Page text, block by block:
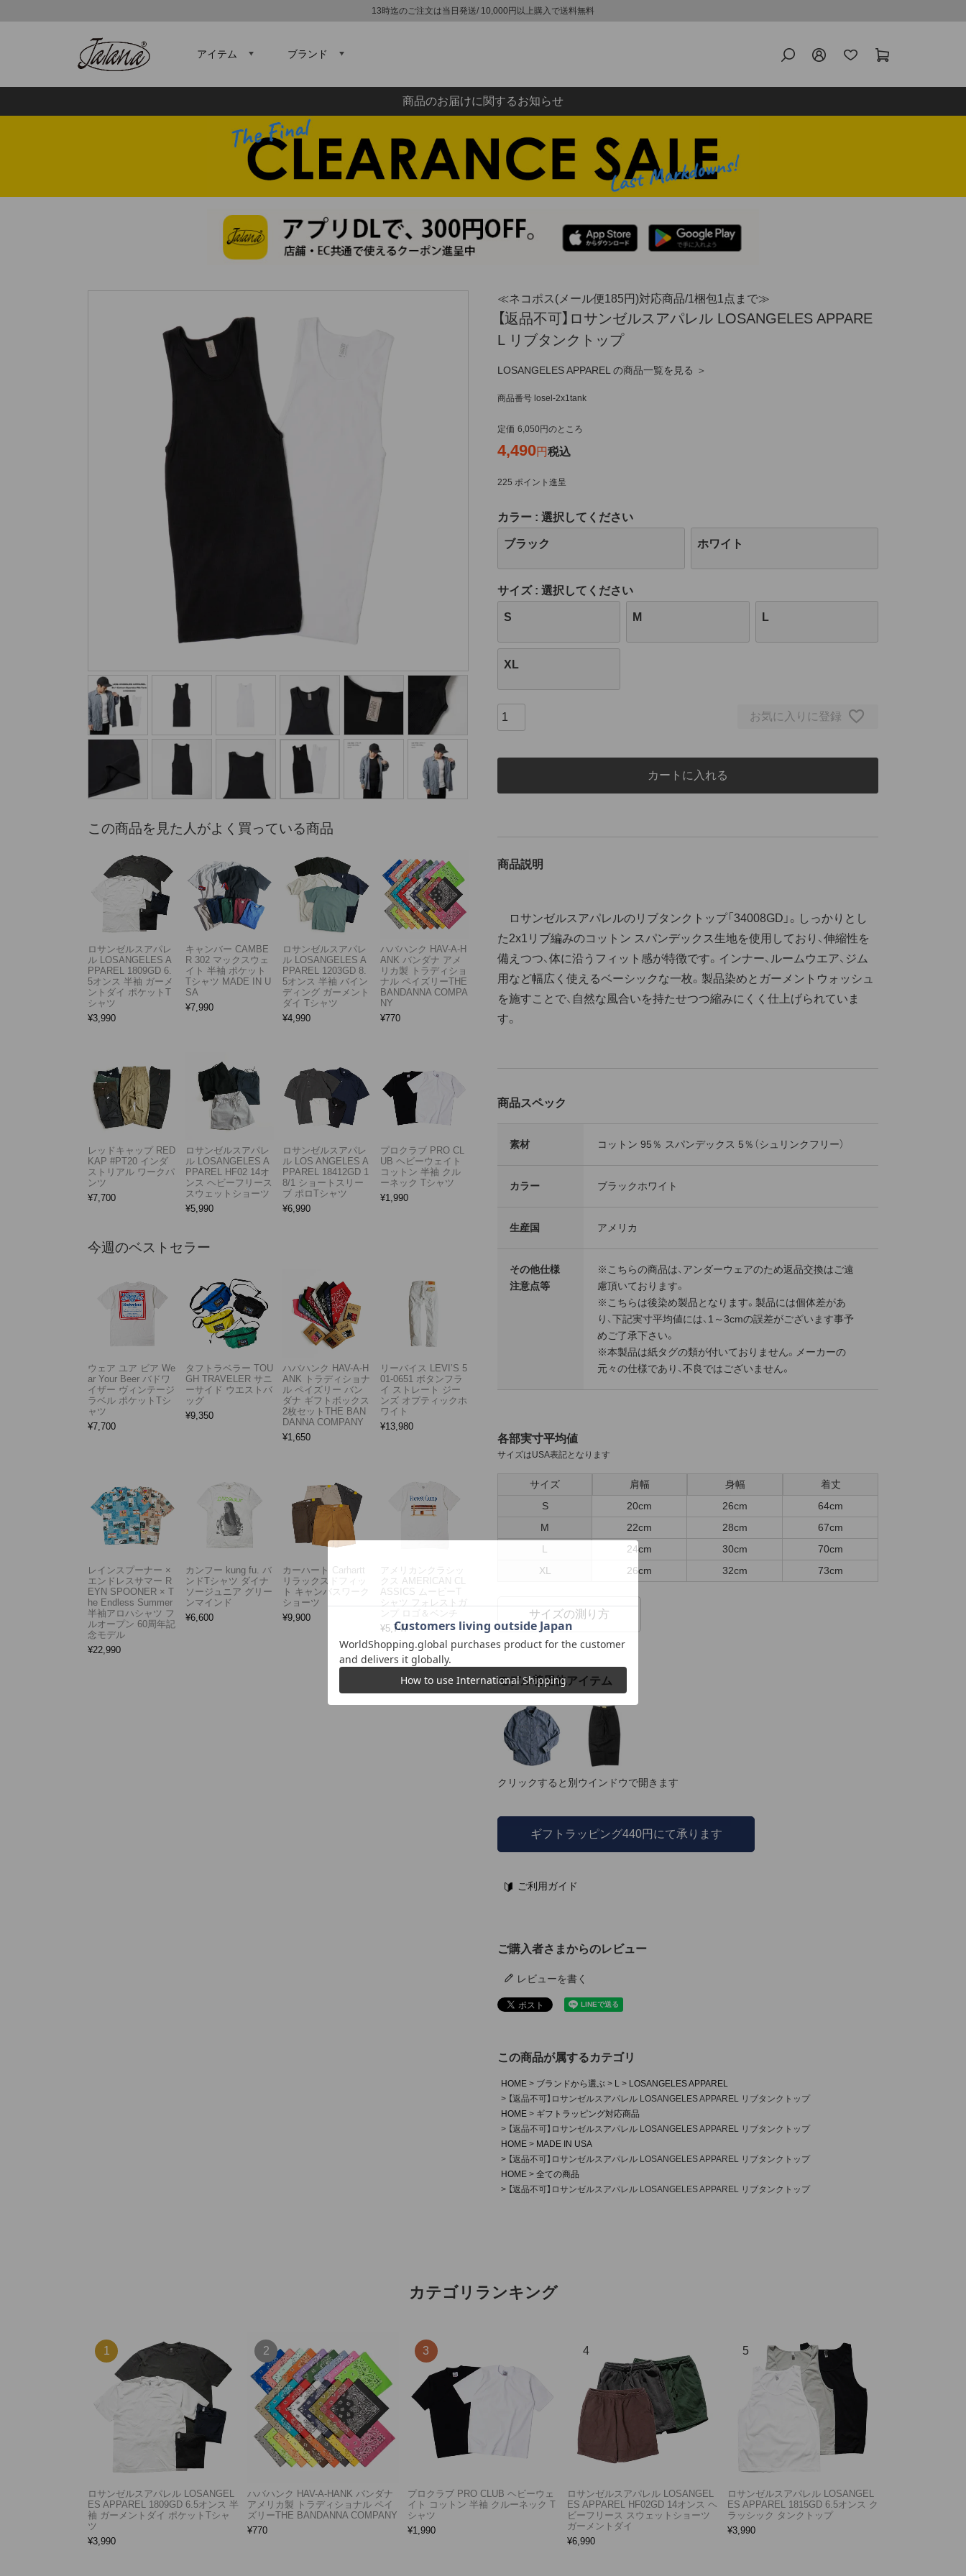
13時迄のご注文は当日発送/ 10,000円以上購入で送料無料
アイテム ブランド
商品のお届けに関するお知らせ
≪ネコポス(メール便185円)対応商品/1梱包1点まで≫
【返品不可】ロサンゼルスアパレル LOSANGELES APPARE
L リブタンクトップ
LOSANGELES APPAREL の商品一覧を見る ＞
商品番号 losel-2x1tank
定価 6,050 のところ
4,490 税込
225 ポイント進呈
カラー 選択してください
ブラック ホワイト
サイズ 選択してください
S M L
XL
お気に入りに登録
カートに入れる
商品説明
ロサンゼルスアパレルのリブタンクトップ「34008GD」。しっかりとし
た2x1リブ編みのコットン スパンデックス生地を使用しており、伸縮性を
備えつつ、体に沿うフィット感が特徴です。インナー、ルームウエア、ジム
用など幅広く使えるベーシックな一枚。製品染めとガーメントウォッシュ
を施すことで、自然な風合いを持たせつつ縮みにくく仕上げられていま
す。
商品スペック
素材 コットン 95％ スパンデックス 5％（シュリンクフリー）
カラー ブラックホワイト
生産国 アメリカ
その他仕様
注意点等
※こちらの商品は、アンダーウェアのため返品交換はご遠
慮頂いております。
※こちらは後染め製品となります。製品には個体差があ
り、下記実寸平均値には、1～3cmの誤差がございます事予
めご了承下さい。
※本製品は紙タグの類が付いておりません。メーカーの
元々の仕様であり、不良ではございません。
各部実寸平均値
サイズはUSA表記となります
サイズ 肩幅 身幅
着丈
S
20cm 26cm
64cm
M
22cm 28cm
67cm
L
24cm 30cm
70cm
XL
26cm 32cm 73cm
サイズの測り方
モデル着用他アイテム
クリックすると別ウインドウで開きます
ギフトラッピング440円にて承ります
ご利用ガイド
ご購入者さまからのレビュー
レビューを書く
この商品が属するカテゴリ
HOME ブランドから選ぶ L
LOSANGELES APPAREL
【返品不可】ロサンゼルスアパレル LOSANGELES APPAREL リブタンクトップ
HOME
ギフトラッピング対応商品
【返品不可】ロサンゼルスアパレル LOSANGELES APPAREL リブタンクトップ
HOME
MADE IN USA
【返品不可】ロサンゼルスアパレル LOSANGELES APPAREL リブタンクトップ
HOME
全ての商品
【返品不可】ロサンゼルスアパレル LOSANGELES APPAREL リブタンクトップ
この商品を見た人がよく買っている商品
ロサンゼルスアパレ
ル LOSANGELES A
PPAREL 1809GD 6.
5オンス 半袖 ガーメ
ントダイ ポケットT
シャツ
¥3,990
キャンバー CAMBE
R 302 マックスウェ
イト 半袖 ポケット
Tシャツ MADE IN U
SA
¥7,990
ロサンゼルスアパレ
ル LOSANGELES A
PPAREL 1203GD 8.
5オンス 半袖 バイン
ディング ガーメント
ダイ Tシャツ
¥4,990
ハバハンク HAV-A-H
ANK バンダナ アメ
リカ製 トラディショ
ナル ペイズリーTHE
BANDANNA COMPA
NY
¥770
レッドキャップ RED
KAP #PT20 インダ
ストリアル ワークパ
ンツ
¥7,700
ロサンゼルスアパレ
ル LOSANGELES A
PPAREL HF02 14オ
ンス ヘビーフリース
スウェットショーツ
¥5,990
ロサンゼルスアパレ
ル LOS ANGELES A
PPAREL 18412GD 1
8/1 ショートスリー
ブ ポロTシャツ
¥6,990
プロクラブ PRO CL
UB ヘビーウェイト
コットン 半袖 クル
ーネック Tシャツ
¥1,990
今週のベストセラー
ウェア ユア ビア We
ar Your Beer バドワ
イザー ヴィンテージ
ラベル ポケットTシ
ャツ
¥7,700
タフトラベラー TOU
GH TRAVELER サニ
ーサイド ウエストバ
ッグ
¥9,350
ハバハンク HAV-A-H
ANK トラディショナ
ル ペイズリー バン
ダナ ギフトボックス
2枚セットTHE BAN
DANNA COMPANY
¥1,650
リーバイス LEVI’S 5
01-0651 ボタンフラ
イ ストレート ジー
ンズ オプティックホ
ワイト
¥13,980
レインスプーナー ×
エンドレスサマー R
EYN SPOONER × T
he Endless Summer
半袖アロハシャツ フ
ルオープン 60周年記
念モデル
¥22,990
カンフー kung fu. バ
ンドTシャツ ダイナ
ソージュニア グリー
ンマインド
¥6,600
カーハート Carhartt
リラックスドフィッ
ト キャンバスワーク
ショーツ
¥9,900
アメリカンクラシッ
クス AMERICAN CL
ASSICS ムービーT
シャツ フォレストガ
ンプ ロゴ＆ベンチ
¥5,747
カテゴリランキング
ロサンゼルスアパレル LOSANGEL
ES APPAREL 1809GD 6.5オンス 半
袖 ガーメントダイ ポケットTシャ
ツ
¥3,990
ハバハンク HAV-A-HANK バンダナ
アメリカ製 トラディショナル ペイ
ズリーTHE BANDANNA COMPANY
¥770
プロクラブ PRO CLUB ヘビーウェ
イト コットン 半袖 クルーネック T
シャツ
¥1,990
ロサンゼルスアパレル LOSANGEL
ES APPAREL HF02GD 14オンス ヘ
ビーフリース スウェットショーツ
ガーメントダイ
¥6,990
ロサンゼルスアパレル LOSANGEL
ES APPAREL 1815GD 6.5オンス ク
ラッシック タンクトップ
¥3,990